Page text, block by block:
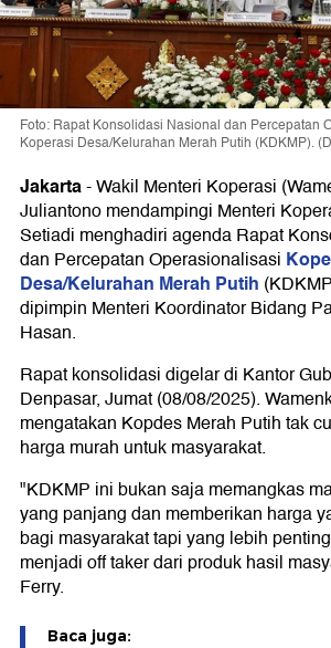
Foto: Rapat Konsolidasi Nasional dan Percepatan
Koperasi Desa/Kelurahan Merah Putih (KDKMP).
Jakarta-Wakil Menteri Koperasi
Juliantono mendampingi Menteri
Setiadi menghadiri agenda Rapat
dan Percepatan Operasionalisasi
Desa/Kelurahan Merah Putih
dipimpin Menteri Koordinator Bidang
Hasan.
Rapat konsolidasi digelar di Kantor
Denpasar, Jumat (08/08/2025).
mengatakan Kopdes Merah Putih tak
harga murah untuk masyarakat.
"KDKMP ini bukan saja memangkas
yang panjang dan memberikan harga
bagi masyarakat tapi yang lebih
menjadi off taker dari produk hasil
Ferry.
Baca juga: